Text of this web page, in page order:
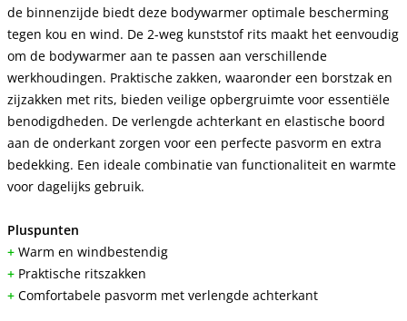
de binnenzijde biedt deze bodywarmer optimale bescherming
tegen kou en wind. De 2-weg kunststof rits maakt het eenvoudig
om de bodywarmer aan te passen aan verschillende
werkhoudingen. Praktische zakken, waaronder een borstzak en
zijzakken met rits, bieden veilige opbergruimte voor essentiële
benodigdheden. De verlengde achterkant en elastische boord
aan de onderkant zorgen voor een perfecte pasvorm en extra
bedekking. Een ideale combinatie van functionaliteit en warmte
voor dagelijks gebruik.
Pluspunten
+ Warm en windbestendig
+ Praktische ritszakken
+ Comfortabele pasvorm met verlengde achterkant